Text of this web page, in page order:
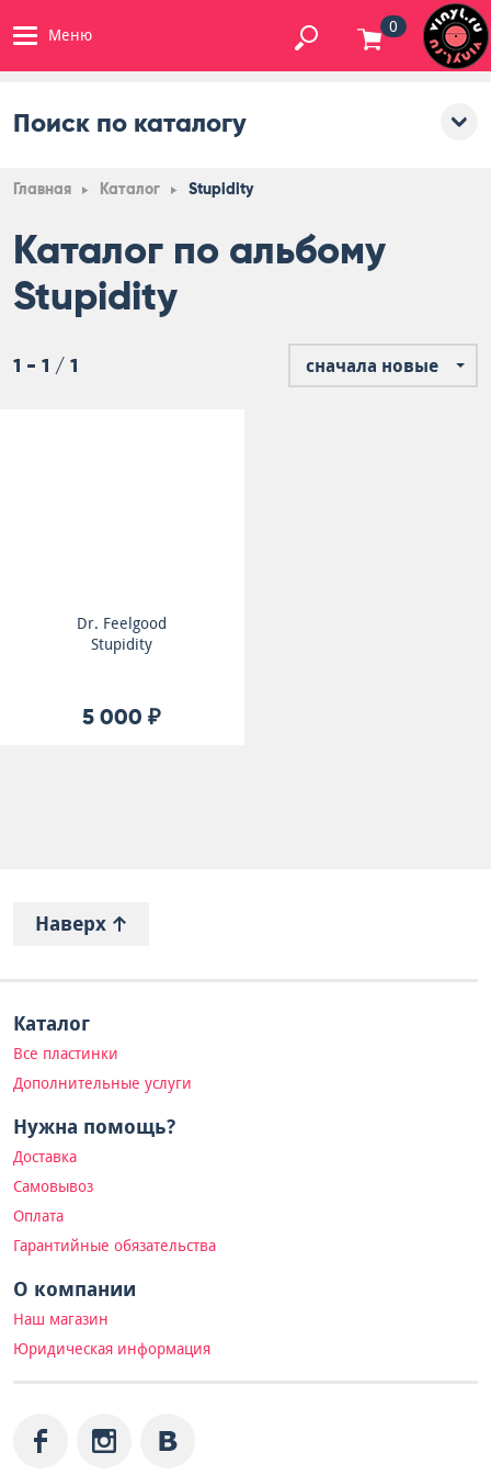
Меню 0
Поиск по каталогу
Главная Каталог Stupidity
Каталог по альбому
Stupidity
1 - 1 / 1 сначала новые
Dr. Feelgood
Stupidity
5 000 ₽
Наверх
Каталог
Все пластинки
Дополнительные услуги
Нужна помощь?
Доставка
Самовывоз
Оплата
Гарантийные обязательства
О компании
Наш магазин
Юридическая информация